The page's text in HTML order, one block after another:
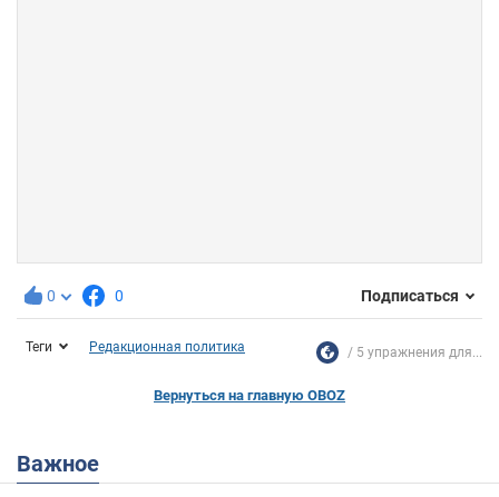
0 0 Подписаться
Теги Редакционная политика 5 упражнения для...
Вернуться на главную OBOZ
Важное